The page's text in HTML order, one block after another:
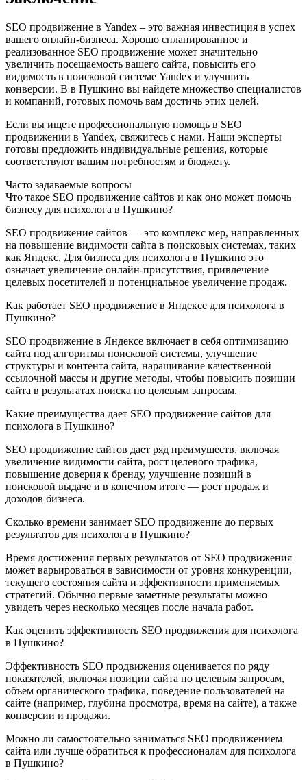
SEO продвижение в Yandex – это важная инвестиция в успех
вашего онлайн-бизнеса. Хорошо спланированное и
реализованное SEO продвижение может значительно
увеличить посещаемость вашего сайта, повысить его
видимость в поисковой системе Yandex и улучшить
конверсии. В в Пушкино вы найдете множество специалистов
и компаний, готовых помочь вам достичь этих целей.
Если вы ищете профессиональную помощь в SEO
продвижении в Yandex, свяжитесь с нами. Наши эксперты
готовы предложить индивидуальные решения, которые
соответствуют вашим потребностям и бюджету.
Часто задаваемые вопросы
Что такое SEO продвижение сайтов и как оно может помочь
бизнесу для психолога в Пушкино?
SEO продвижение сайтов — это комплекс мер, направленных
на повышение видимости сайта в поисковых системах, таких
как Яндекс. Для бизнеса для психолога в Пушкино это
означает увеличение онлайн-присутствия, привлечение
целевых посетителей и потенциальное увеличение продаж.
Как работает SEO продвижение в Яндексе для психолога в
Пушкино?
SEO продвижение в Яндексе включает в себя оптимизацию
сайта под алгоритмы поисковой системы, улучшение
структуры и контента сайта, наращивание качественной
ссылочной массы и другие методы, чтобы повысить позиции
сайта в результатах поиска по целевым запросам.
Какие преимущества дает SEO продвижение сайтов для
психолога в Пушкино?
SEO продвижение сайтов дает ряд преимуществ, включая
увеличение видимости сайта, рост целевого трафика,
повышение доверия к бренду, улучшение позиций в
поисковой выдаче и в конечном итоге — рост продаж и
доходов бизнеса.
Сколько времени занимает SEO продвижение до первых
результатов для психолога в Пушкино?
Время достижения первых результатов от SEO продвижения
может варьироваться в зависимости от уровня конкуренции,
текущего состояния сайта и эффективности применяемых
стратегий. Обычно первые заметные результаты можно
увидеть через несколько месяцев после начала работ.
Как оценить эффективность SEO продвижения для психолога
в Пушкино?
Эффективность SEO продвижения оценивается по ряду
показателей, включая позиции сайта по целевым запросам,
объем органического трафика, поведение пользователей на
сайте (например, глубина просмотра, время на сайте), а также
конверсии и продажи.
Можно ли самостоятельно заниматься SEO продвижением
сайта или лучше обратиться к профессионалам для психолога
в Пушкино?